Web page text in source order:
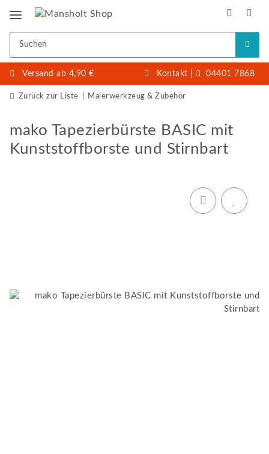
Versand ab 4,90 € Kontakt 04401 7868
Zurück zur Liste Malerwerkzeug & Zubehör
mako Tapezierbürste BASIC mit
Kunststoffborste und Stirnbart